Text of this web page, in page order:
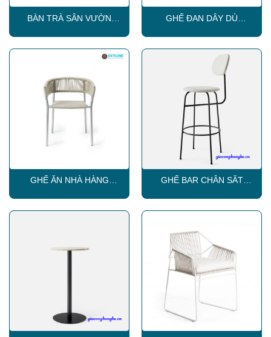
BÀN TRÀ SÂN VƯỜN
GHẾ ĐAN DÂY DÙ
GHẾ ĂN NHÀ HÀNG
GHẾ BAR CHÂN SẮT